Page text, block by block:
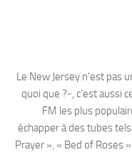
Le New Jersey n’est
quoi que ?-, c’est aussi
FM les plus
échapper à des tubes tels
Prayer », « Bed of Roses